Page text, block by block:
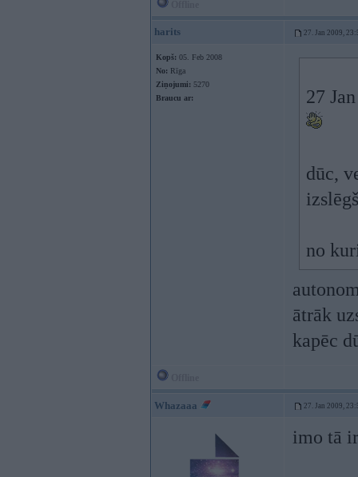
harits 27. Jan 2009,
Kopš: 05. Feb 2008
No: Rīga
Ziņojumi: 5270
Braucu ar:
27
dūc,
no
ātrāk
kapēc
Whazaaa 27. Jan 2009,
imo tā